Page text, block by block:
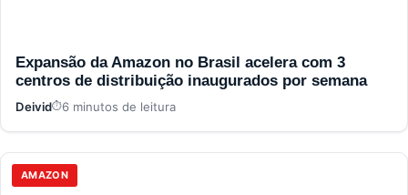
Expansão da Amazon no Brasil acelera com 3
centros de distribuição inaugurados por semana
Deivid 6 minutos de leitura
AMAZON